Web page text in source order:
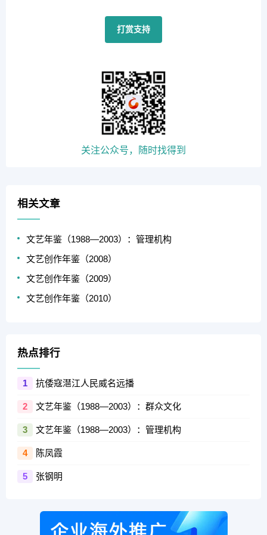
打赏支持
关注公众号，随时找得到
相关文章
文艺年鉴（1988—2003）：管理机构
文艺创作年鉴（2008）
文艺创作年鉴（2009）
文艺创作年鉴（2010）
热点排行
1 抗倭寇潖江人民威名远播
2 文艺年鉴（1988—2003）：群众文化
3 文艺年鉴（1988—2003）：管理机构
4 陈凤霞
5 张钢明